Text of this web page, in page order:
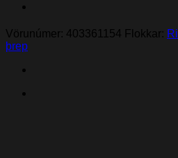
Vörunúmer: 403361154 Flokkar:
þrep